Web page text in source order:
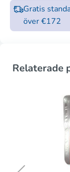
Gratis
över €172
Relaterade